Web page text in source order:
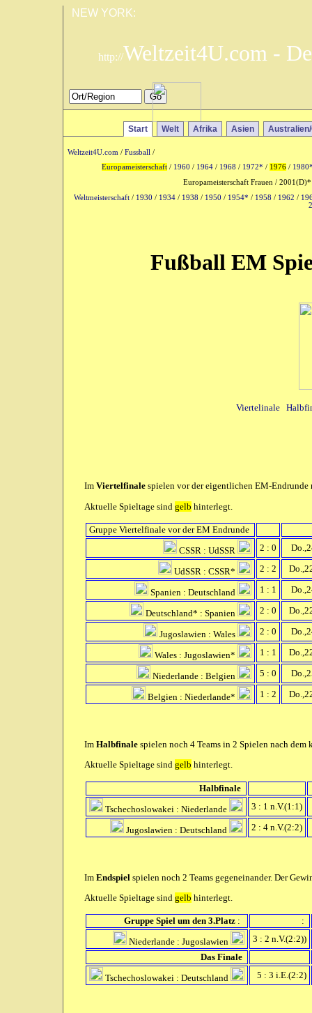
NEW YORK:
http://Weltzeit4U.com -
Start Welt Afrika Asien
Weltzeit4U.com / Fussball /
Europameisterschaft/ 1960 / 1964/ 1968 / 1972* / 1976/
Europameisterschaft Frauen /
Weltmeisterschaft / 1930 / 1934 / 1938 / 1950 / 1954* / 1958 / 1962 /
Fußball EM
Viertelinale
Im Viertelfinale spielen vor der eigentlichen EM-
Aktuelle Spieltage sind gelb hinterlegt.
Gruppe Viertelfinale vor der EM Endrunde
CSSR : UdSSR
2 : 0
UdSSR : CSSR* 2 : 2
Spanien : Deutschland 1 : 1
Deutschland* : Spanien 2 : 0
Jugoslawien : Wales 2 : 0
Wales : Jugoslawien* 1 : 1
Niederlande : Belgien 5 : 0
Belgien : Niederlande* 1 : 2
Im Halbfinale spielen noch 4 Teams in 2 Spielen nach dem
Aktuelle Spieltage sind gelb hinterlegt.
Halbfinale
Tschechoslowakei : Niederlande
3 : 1 n.V.(1:1)
Jugoslawien : Deutschland 2 : 4 n.V.(2:2)
Im Endspiel spielen noch 2 Teams gegeneinander. Der
Aktuelle Spieltage sind gelb hinterlegt.
Gruppe Spiel um den 3.Platz :
:
Niederlande : Jugoslawien
3 : 2 n.V.(2:2))
Das Finale
Tschechoslowakei : Deutschland
5 : 3 i.E.(2:2)